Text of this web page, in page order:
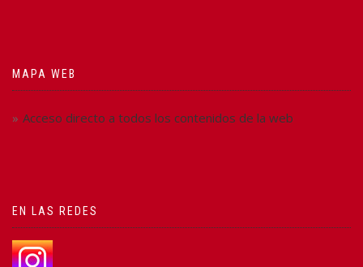
MAPA WEB
Acceso directo a todos los contenidos de la web
EN LAS REDES